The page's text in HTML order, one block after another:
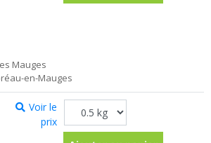
Mauges
en-Mauges
Voir le
prix